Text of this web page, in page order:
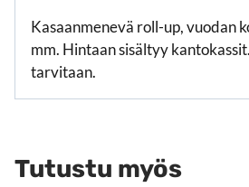
Kasaanmenevä roll-up, vuodan
mm. Hintaan sisältyy
tarvitaan.
Tutustu myös